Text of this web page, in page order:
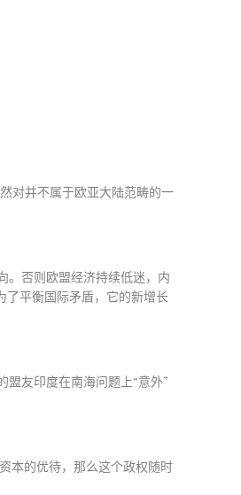
对并不属于欧亚大陆范畴的一
。否则欧盟经济持续低迷，内
了平衡国际矛盾，它的新增长
盟友印度在南海问题上“意外”
本的优待，那么这个政权随时